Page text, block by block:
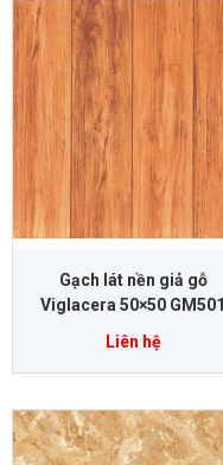
Gạch lát nền giả gỗ
Viglacera 50×50 GM501
Liên hệ